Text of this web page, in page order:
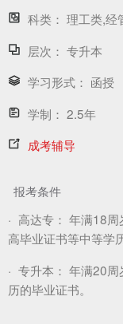
科类： 理工类,经
层次： 专升本
学习形式： 函授
学制： 2.5年
成考辅导
报考条件
· 高达专： 年满18周
高毕业证书等中等学
· 专升本： 年满20周
历的毕业证书。